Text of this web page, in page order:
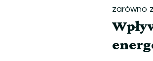
zarówno